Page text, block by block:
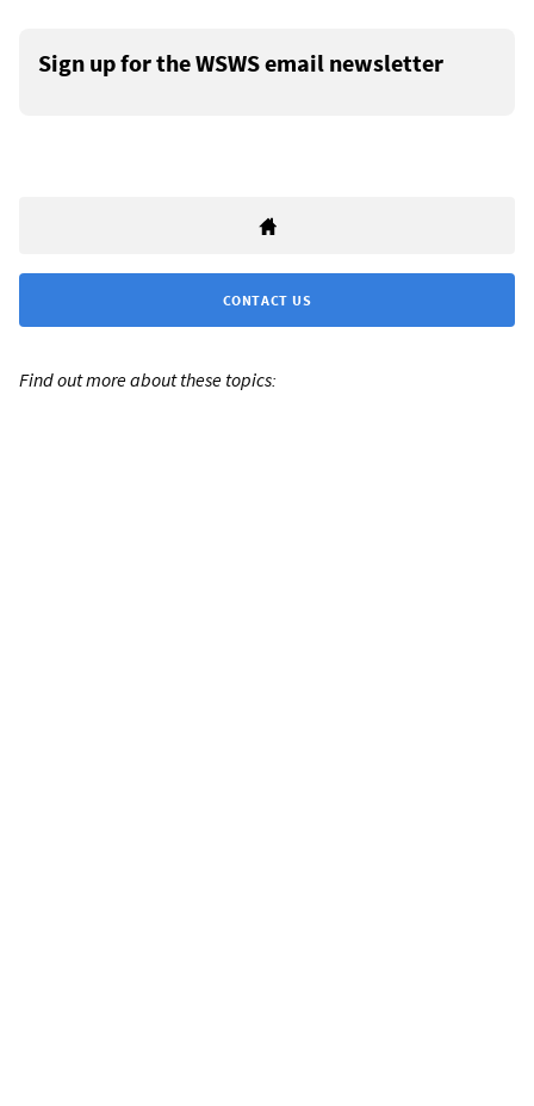
Sign up for the WSWS email newsletter
CONTACT US
Find out more about these topics: